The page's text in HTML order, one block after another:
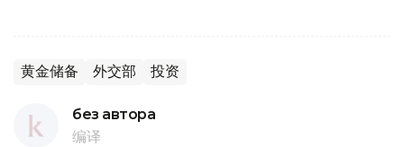
黄金储备 外交部 投资
без автора
编译